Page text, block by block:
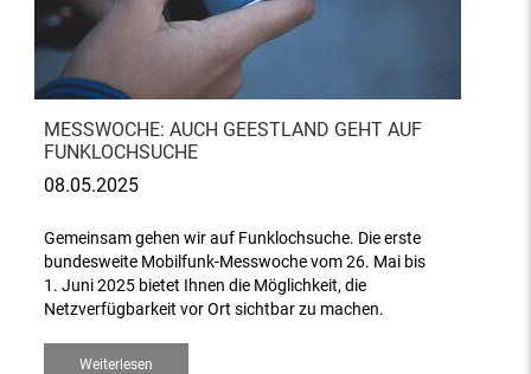
MESSWOCHE: AUCH GEESTLAND GEHT AUF
FUNKLOCHSUCHE
08.05.2025
Gemeinsam gehen wir auf Funklochsuche. Die erste
bundesweite Mobilfunk-Messwoche vom 26. Mai bis
1. Juni 2025 bietet Ihnen die Möglichkeit, die
Netzverfügbarkeit vor Ort sichtbar zu machen.
Weiterlesen